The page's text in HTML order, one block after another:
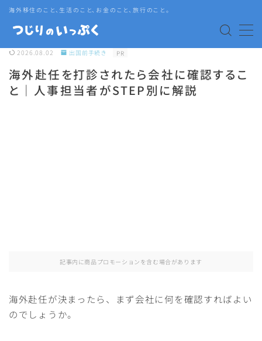
海外移住のこと、生活のこと、お金のこと、旅行のこと。
MENU
海外赴任・帯同
2026.08.02 出国前手続き PR
海外赴任を打診されたら会社に確認するこ
と｜人事担当者がSTEP別に解説
記事内に商品プロモーションを含む場合があります
海外赴任が決まったら、まず会社に何を確認すればよい
のでしょうか。